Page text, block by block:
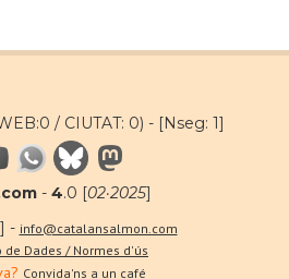
/ CIUTAT: 0) - [Nseg: 1]
- 4.0 [02·2025]
- info@catalansalmon.com
Dades / Normes d'ús
Convida'ns a un café